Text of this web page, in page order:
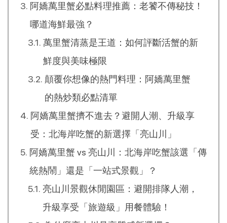
阿嬌萬里蟹必點料理推薦：老饕不傳秘技！
哪道海鮮最強？
萬里蟹清蒸是王道：如何評斷活蟹的新
鮮度與美味極限
顛覆你想像的熱門料理：阿嬌萬里蟹
的熱炒類必點清單
阿嬌萬里蟹擠不進去？避開人潮、升級享
受：北海岸吃蟹的新選擇「亮山川」
阿嬌萬里蟹 vs 亮山川：北海岸吃蟹該選「傳
統熱鬧」還是「一站式景觀」？
亮山川景觀休閒園區：避開排隊人潮，
升級享受「旅遊級」用餐體驗！